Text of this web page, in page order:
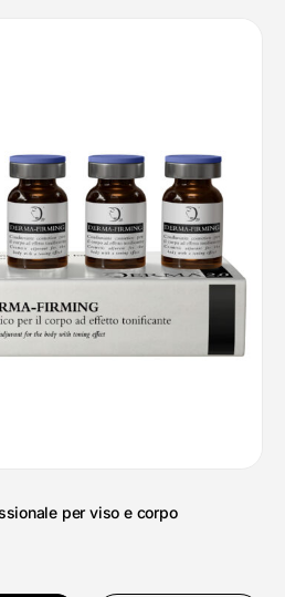
per viso e corpo